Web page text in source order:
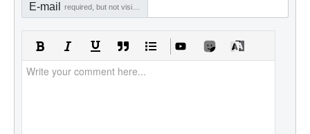
E-mail